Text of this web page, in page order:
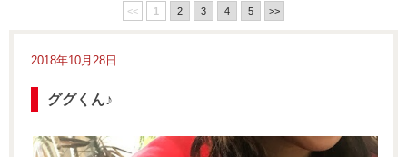
<< 1 2 3 4 5 >>
2018年10月28日
ググくん♪